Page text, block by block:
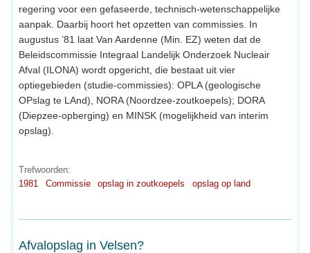
regering voor een gefaseerde, technisch-wetenschappelijke
aanpak. Daarbij hoort het opzetten van commissies. In
augustus ’81 laat Van Aardenne (Min. EZ) weten dat de
Beleidscommissie Integraal Landelijk Onderzoek Nucleair
Afval (ILONA) wordt opgericht, die bestaat uit vier
optiegebieden (studie-commissies): OPLA (geologische
OPslag te LAnd), NORA (Noordzee-zoutkoepels); DORA
(Diepzee-opberging) en MINSK (mogelijkheid van interim
opslag).
Trefwoorden:
1981
Commissie opslag in zoutkoepels opslag op land
Afvalopslag in Velsen?